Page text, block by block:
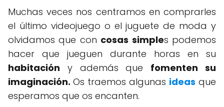
Muchas veces nos centramos en comprarles
el último videojuego o el juguete de moda y
olvidamos que con cosas simples podemos
hacer que jueguen durante horas en su
habitación y además que fomenten su
imaginación. Os traemos algunas ideas que
esperamos que os encanten.